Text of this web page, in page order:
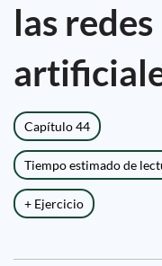
las
Capítulo 44
Tiempo estimado de
+ Ejercicio